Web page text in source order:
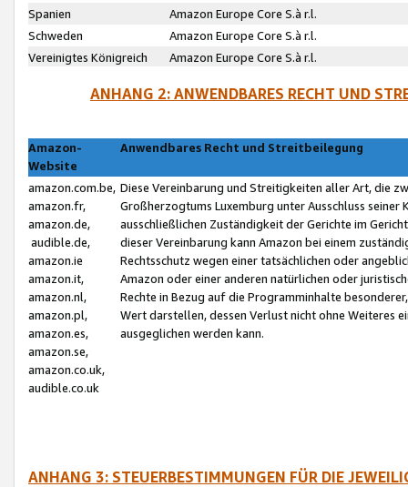
Spanien
Amazon Europe Core S.à r.l.
Schweden
Amazon Europe Core S.à r.l.
Vereinigtes Königreich
Amazon Europe Core S.à r.l.
ANHANG 2: ANWENDBARES RECHT UND
Amazon-
Website
Anwendbares Recht und Streitbeilegung
amazon.com.be,
amazon.fr,
amazon.de,
audible.de,
amazon.ie
amazon.it,
amazon.nl,
amazon.pl,
amazon.es,
amazon.se,
amazon.co.uk,
audible.co.uk
Diese Vereinbarung und Streitigkeiten aller Art, die
Großherzogtums Luxemburg unter Ausschluss
ausschließlichen Zuständigkeit der Gerichte im
dieser Vereinbarung kann Amazon bei einem
Rechtsschutz wegen einer tatsächlichen oder
Amazon oder einer anderen natürlichen oder
Rechte in Bezug auf die Programminhalte
Wert darstellen, dessen Verlust nicht ohne Weiteres
ausgeglichen werden kann.
ANHANG 3: STEUERBESTIMMUNGEN FÜR DIE